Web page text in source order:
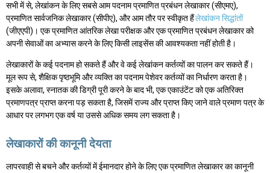
सभी में से, लेखांकन के लिए सबसे आम पदनाम प्रमाणित प्रबंधन लेखाकार (सीएमए),
प्रमाणित सार्वजनिक लेखाकार (सीपीए), और आम तौर पर स्वीकृत हैंलेखांकन सिद्धांतों
(जीएएपी)। एक प्रमाणित आंतरिक लेखा परीक्षक और एक प्रमाणित प्रबंधन लेखाकार को
अपनी सेवाओं का अभ्यास करने के लिए किसी लाइसेंस की आवश्यकता नहीं होती है।
लेखाकारों के कई पदनाम हो सकते हैं और वे कई लेखांकन कर्तव्यों का पालन कर सकते हैं।
मूल रूप से, शैक्षिक पृष्ठभूमि और व्यक्ति का पदनाम पेशेवर कर्तव्यों का निर्धारण करता है।
इसके अलावा, स्नातक की डिग्री पूरी करने के बाद भी, एक एकाउंटेंट को एक अतिरिक्त
प्रमाणपत्र प्राप्त करना पड़ सकता है, जिसमें राज्य और प्राप्त किए जाने वाले प्रमाण पत्र के
आधार पर लगभग एक वर्ष या उससे अधिक समय लग सकता है।
लेखाकारों की कानूनी देयता
लापरवाही से बचने और कर्तव्यों में ईमानदार होने के लिए एक प्रमाणित लेखाकार का कानूनी